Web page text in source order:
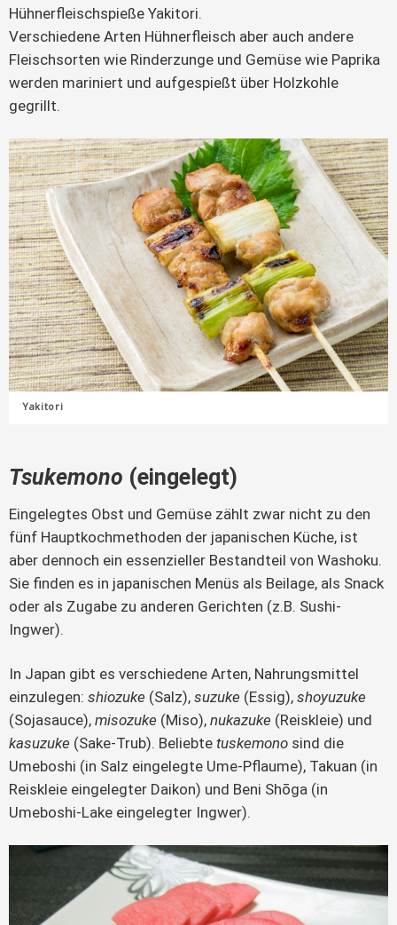
Hühnerfleischspieße Yakitori.
Verschiedene Arten Hühnerfleisch aber auch andere
Fleischsorten wie Rinderzunge und Gemüse wie Paprika
werden mariniert und aufgespießt über Holzkohle
gegrillt.
Yakitori
Tsukemono (eingelegt)
Eingelegtes Obst und Gemüse zählt zwar nicht zu den
fünf Hauptkochmethoden der japanischen Küche, ist
aber dennoch ein essenzieller Bestandteil von Washoku.
Sie finden es in japanischen Menüs als Beilage, als Snack
oder als Zugabe zu anderen Gerichten (z.B. Sushi-
Ingwer).
In Japan gibt es verschiedene Arten, Nahrungsmittel
einzulegen: shiozuke (Salz), suzuke (Essig), shoyuzuke
(Sojasauce), misozuke (Miso), nukazuke (Reiskleie) und
kasuzuke (Sake-Trub). Beliebte tuskemono sind die
Umeboshi (in Salz eingelegte Ume-Pflaume), Takuan (in
Reiskleie eingelegter Daikon) und Beni Shōga (in
Umeboshi-Lake eingelegter Ingwer).